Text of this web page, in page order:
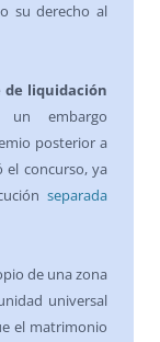
su derecho al
de liquidación
embargo
posterior a
el concurso, ya
separada
de una zona
universal
el matrimonio